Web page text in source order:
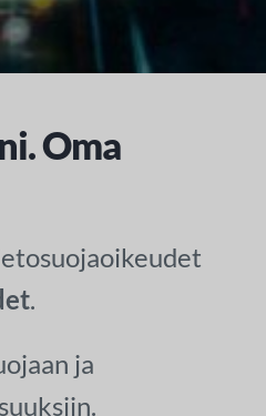
Oma
.
ja